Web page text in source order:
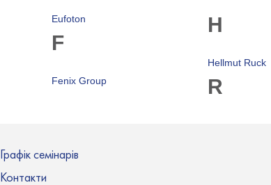
Eufoton
F
Fenix Group
H
Hellmut Ruck
R
Графік семінарів
Контакти